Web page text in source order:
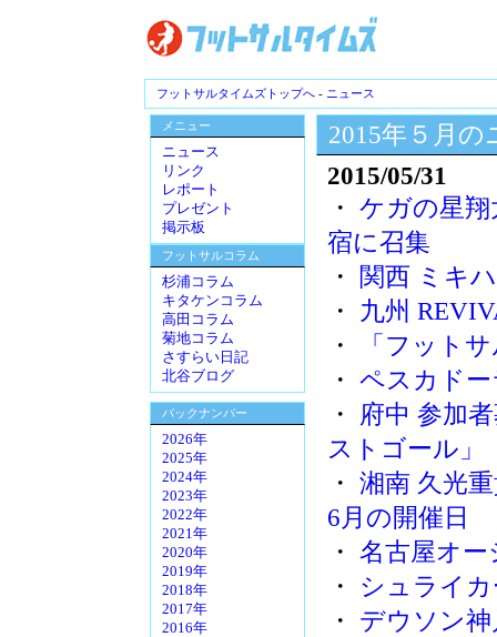
フットサルタイムズトップへ - ニュース
メニュー
ニュース
リンク
レポート
プレゼント
掲示板
フットサルコラム
杉浦コラム
キタケンコラム
高田コラム
菊地コラム
さすらい日記
北谷ブログ
バックナンバー
2026年
2025年
2024年
2023年
2022年
2021年
2020年
2019年
2018年
2017年
2016年
2015年５月の
2015/05/31
・ ケガの星翔
宿に召集
・ 関西 ミキ
・ 九州
・
「フット
・ ペスカド
・ 府中 参加
ストゴール」
・ 湘南 久光
6月の開催日
・ 名古屋オ
・ シュライ
・ デウソン